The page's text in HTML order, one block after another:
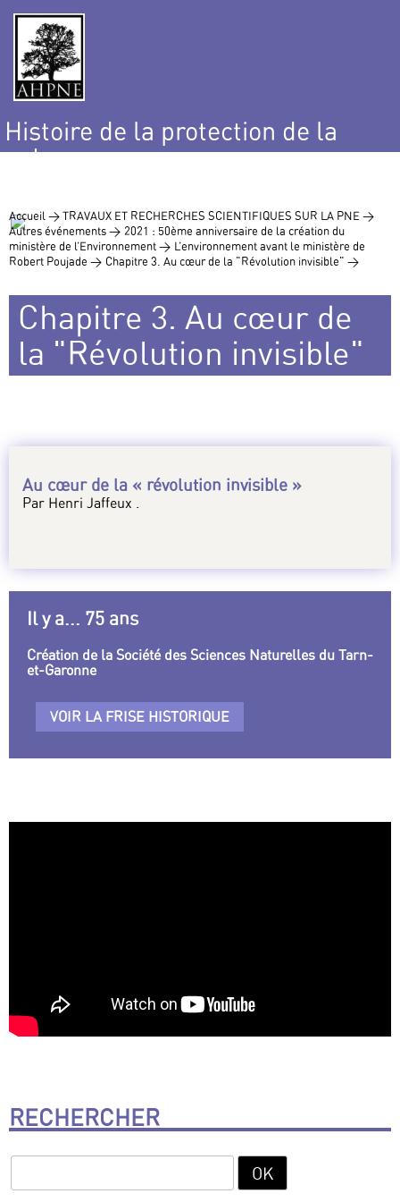
Histoire de la protection de la
nature
Accueil >TRAVAUX ET RECHERCHES SCIENTIFIQUES SUR LA PNE >
Autres événements > 2021 : 50ème anniversaire de la création du
ministère de l’Environnement > L’environnement avant le ministère de
Robert Poujade > Chapitre 3. Au cœur de la "Révolution invisible" >
Chapitre 3. Au cœur de
la "Révolution invisible"
Au cœur de la « révolution invisible »
Par Henri Jaffeux .
Il y a... 75 ans
Création de la Société des Sciences Naturelles du Tarn-
et-Garonne
VOIR LA FRISE HISTORIQUE
RECHERCHER